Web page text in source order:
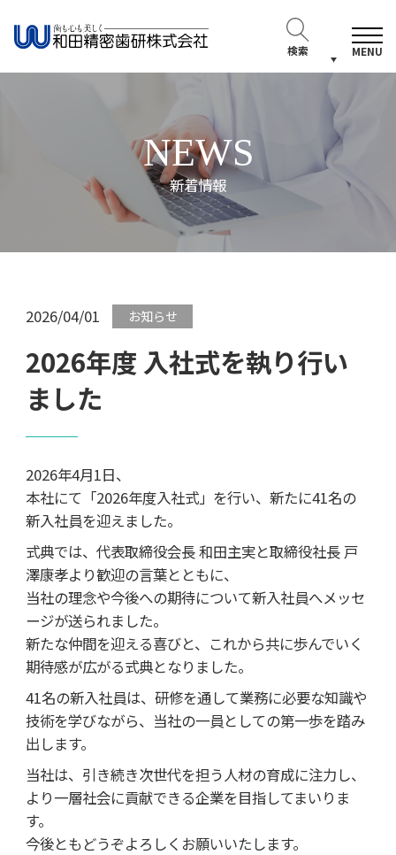
検索 MENU
NEWS
新着情報
2026/04/01 お知らせ
2026年度 入社式を執り行い
ました
2026年4月1日、
本社にて「2026年度入社式」を行い、新たに41名の
新入社員を迎えました。
式典では、代表取締役会長 和田主実と取締役社長 戸
澤康孝より歓迎の言葉とともに、
当社の理念や今後への期待について新入社員へメッセ
ージが送られました。
新たな仲間を迎える喜びと、これから共に歩んでいく
期待感が広がる式典となりました。
41名の新入社員は、研修を通して業務に必要な知識や
技術を学びながら、当社の一員としての第一歩を踏み
出します。
当社は、引き続き次世代を担う人材の育成に注力し、
より一層社会に貢献できる企業を目指してまいりま
す。
今後ともどうぞよろしくお願いいたします。